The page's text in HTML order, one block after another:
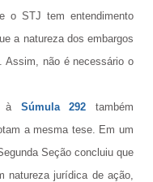
o STJ tem entendimento
a natureza dos embargos
Assim, não é necessário o
à Súmula 292 também
a mesma tese. Em um
Seção concluiu que
natureza jurídica de ação,